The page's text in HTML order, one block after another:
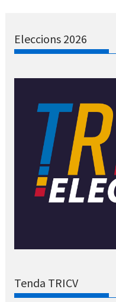
Eleccions 2026
Tenda TRICV